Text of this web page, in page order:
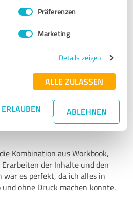
Präferenzen
Marketing
Details zeigen
ALLE ZULASSEN
ABLEHNEN
ich vieles verdrängt habe, was
Dynamiken in meiner Ehe
war, weil ich aus ihrer Sicht in
präsent war.
noch so stark damit
eigene Familie aus dem Blick
aber gleichzeitig
Kombination aus Workbook,
der Inhalte und den
war es perfekt, da ich alles in
und ohne Druck machen konnte.